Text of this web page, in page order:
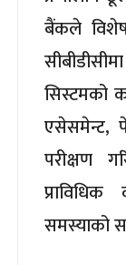
बैंकले
सिस्टमको
एसेसमेन्ट,
परीक्षण
समस्याको